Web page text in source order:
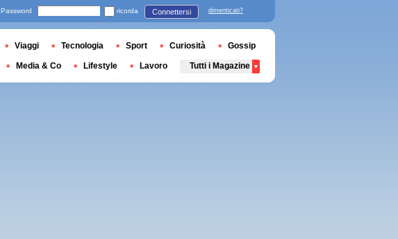
Password ricorda Connettersi dimenticati?
Viaggi Tecnologia Sport Curiosità Gossip
Media & Co Lifestyle Lavoro Tutti i Magazine